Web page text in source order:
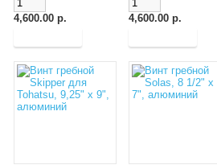
4,600.00 р. 4,600.00 р.